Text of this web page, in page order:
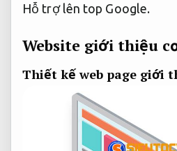
Hỗ trợ lên top Google.
Website giới thiệu
Thiết kế web page giới